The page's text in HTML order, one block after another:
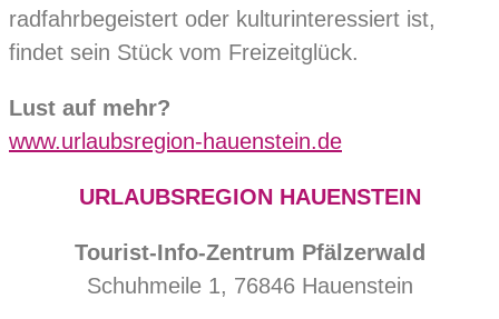
radfahrbegeistert oder kulturinteressiert ist,
findet sein Stück vom Freizeitglück.
Lust auf mehr?
www.urlaubsregion-hauenstein.de
URLAUBSREGION HAUENSTEIN
Tourist-Info-Zentrum Pfälzerwald
Schuhmeile 1, 76846 Hauenstein